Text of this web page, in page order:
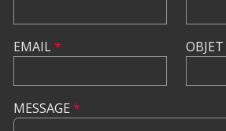
EMAIL* OBJET
MESSAGE *